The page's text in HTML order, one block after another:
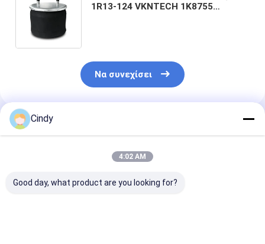
1R13-124 VKNTECH 1K8755
Να συνεχίσει
Συνιστώμενα Προϊόντα
Cindy
4:02 AM
Good day, what product are you looking for?